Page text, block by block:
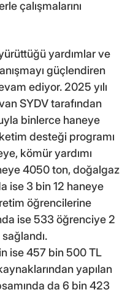
çalışmalarını
yardımlar ve
güçlendiren
ediyor. 2025 yılı
SYDV tarafından
binlerce haneye
desteği programı
kömür yardımı
4050 ton, doğalgaz
ise 3 bin 12 haneye
öğrencilerine
ise 533 öğrenciye 2
ise 457 bin 500 TL
yapılan
da 6 bin 423